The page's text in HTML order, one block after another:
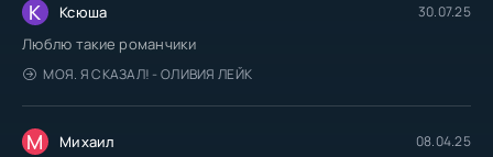
К Ксюша 30.07.25
Люблю такие романчики
МОЯ. Я СКАЗАЛ! - ОЛИВИЯ ЛЕЙК
М Михаил 08.04.25